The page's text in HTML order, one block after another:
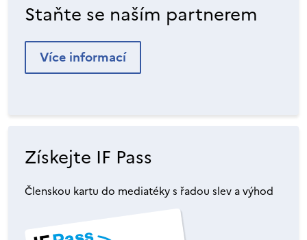
Staňte se naším partnerem
Více informací
Získejte IF Pass
Členskou kartu do mediatéky s řadou slev a výhod